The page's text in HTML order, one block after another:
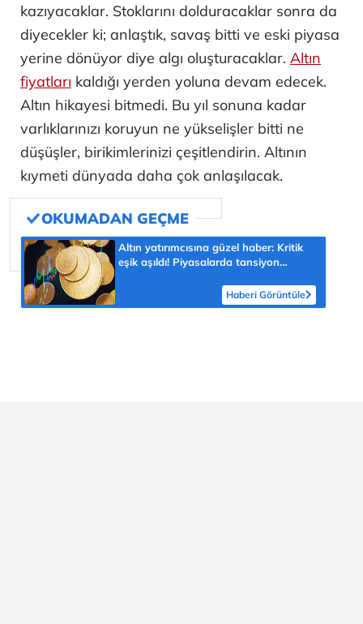
kazıyacaklar. Stoklarını dolduracaklar sonra da
diyecekler ki; anlaştık, savaş bitti ve eski piyasa
yerine dönüyor diye algı oluşturacaklar. Altın
fiyatları kaldığı yerden yoluna devam edecek.
Altın hikayesi bitmedi. Bu yıl sonuna kadar
varlıklarınızı koruyun ne yükselişler bitti ne
düşüşler, birikimlerinizi çeşitlendirin. Altının
kıymeti dünyada daha çok anlaşılacak.
Altın yatırımcısına güzel haber: Kritik
eşik aşıldı! Piyasalarda tansiyon
Haberi Görüntüle